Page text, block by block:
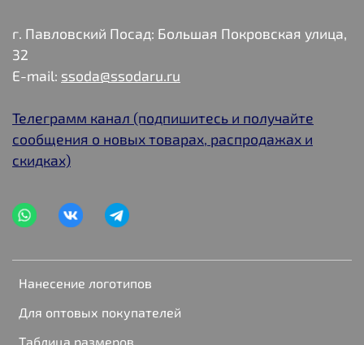
Нанесение логотипов
Для оптовых покупателей
Таблица размеров
г. Павловский Посад: Большая Покровская улица,
32
E-mail: ssoda@ssodaru.ru
Телеграмм канал (подпишитесь и получайте
сообщения о новых товарах, распродажах и
скидках)